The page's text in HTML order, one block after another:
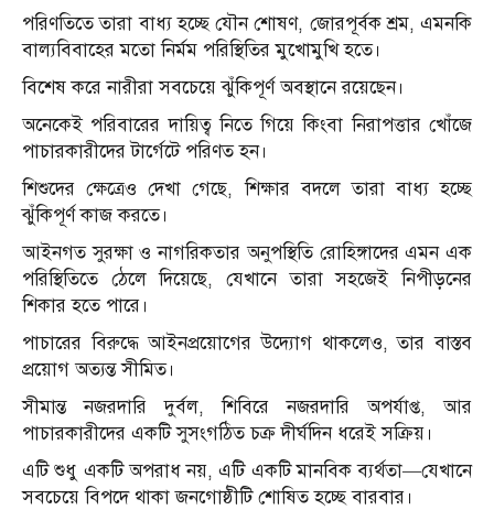
পরিণতিতে তারা বাধ্য হচ্ছে যৌন শোষণ, জোরপূর্বক শ্রম, এমনকি
বাল্যবিবাহের মতো নির্মম পরিস্থিতির মুখোমুখি হতে।
বিশেষ করে নারীরা সবচেয়ে ঝুঁকিপূর্ণ অবস্থানে রয়েছেন।
অনেকেই পরিবারের দায়িত্ব নিতে গিয়ে কিংবা নিরাপত্তার খোঁজে
পাচারকারীদের টার্গেটে পরিণত হন।
শিশুদের ক্ষেত্রেও দেখা গেছে, শিক্ষার বদলে তারা বাধ্য হচ্ছে
ঝুঁকিপূর্ণ কাজ করতে।
আইনগত সুরক্ষা ও নাগরিকতার অনুপস্থিতি রোহিঙ্গাদের এমন এক
পরিস্থিতিতে ঠেলে দিয়েছে, যেখানে তারা সহজেই নিপীড়নের
শিকার হতে পারে।
পাচারের বিরুদ্ধে আইনপ্রয়োগের উদ্যোগ থাকলেও, তার বাস্তব
প্রয়োগ অত্যন্ত সীমিত।
সীমান্ত নজরদারি দুর্বল, শিবিরে নজরদারি অপর্যাপ্ত, আর
পাচারকারীদের একটি সুসংগঠিত চক্র দীর্ঘদিন ধরেই সক্রিয়।
এটি শুধু একটি অপরাধ নয়, এটি একটি মানবিক ব্যর্থতা—যেখানে
সবচেয়ে বিপদে থাকা জনগোষ্ঠীটি শোষিত হচ্ছে বারবার।